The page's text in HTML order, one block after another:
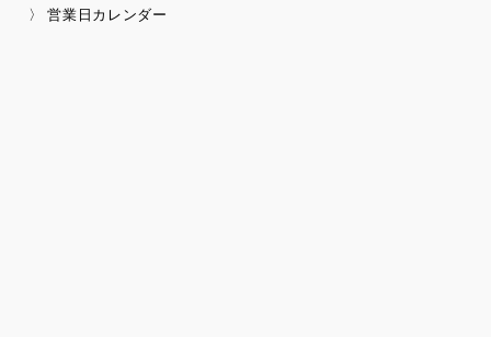
〉 営業日カレンダー